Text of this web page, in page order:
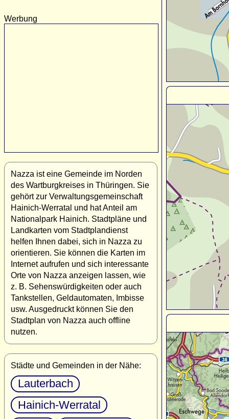
Werbung
Nazza ist eine Gemeinde im Norden
des Wartburgkreises in Thüringen. Sie
gehört zur Verwaltungsgemeinschaft
Hainich-Werratal und hat Anteil am
Nationalpark Hainich. Stadtpläne und
Landkarten vom Stadtplandienst
helfen Ihnen dabei, sich in Nazza zu
orientieren. Sie können die Karten im
Internet aufrufen und sich interessante
Orte von Nazza anzeigen lassen, wie
z. B. Sehenswürdigkeiten oder auch
Tankstellen, Geldautomaten, Imbisse
usw. Ausgedruckt können Sie den
Stadtplan von Nazza auch offline
nutzen.
Städte und Gemeinden in der Nähe:
Lauterbach
Hainich-Werratal